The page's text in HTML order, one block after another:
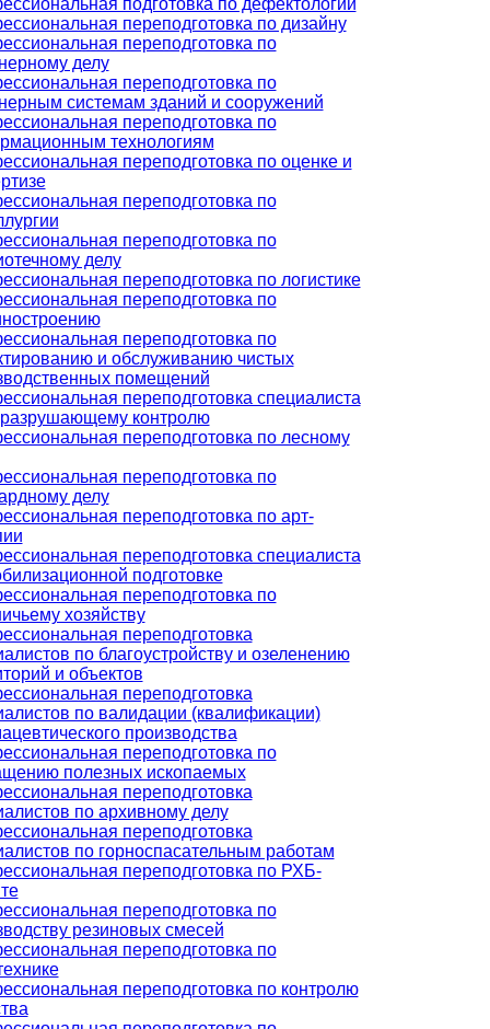
переподготовка по дизайну
переподготовка по
делу
переподготовка по
системам зданий и сооружений
переподготовка по
технологиям
переподготовка по оценке и
переподготовка по
переподготовка по
делу
переподготовка по логистике
переподготовка по
переподготовка по
и обслуживанию чистых
помещений
переподготовка специалиста
контролю
переподготовка по лесному
переподготовка по
делу
переподготовка по арт-
переподготовка специалиста
подготовке
переподготовка по
хозяйству
переподготовка
по благоустройству и озеленению
и объектов
переподготовка
по валидации (квалификации)
производства
переподготовка по
полезных ископаемых
переподготовка
по архивному делу
переподготовка
по горноспасательным работам
переподготовка по РХБ-
переподготовка по
резиновых смесей
переподготовка по
переподготовка по контролю